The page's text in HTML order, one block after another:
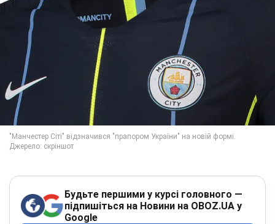
Будьте першими у курсі головного —
підпишіться на Новини на OBOZ.UA у
Google